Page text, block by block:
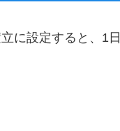
に設定すると、1日